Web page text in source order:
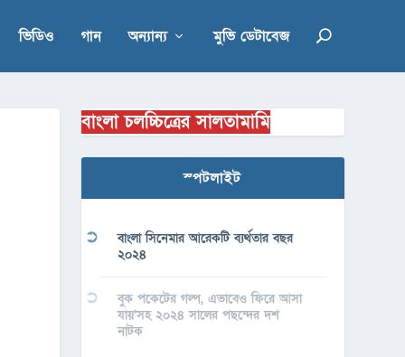
ভিডিও গান অন্যান্য মুভি ডেটাবেজ
বাংলা চলচ্চিত্রের সালতামামি
স্পটলাইট
বাংলা সিনেমার আরেকটি ব্যর্থতার বছর
২০২৪
বুক পকেটের গল্প, এভাবেও ফিরে আসা
যায়’সহ ২০২৪ সালের পছন্দের দশ
নাটক